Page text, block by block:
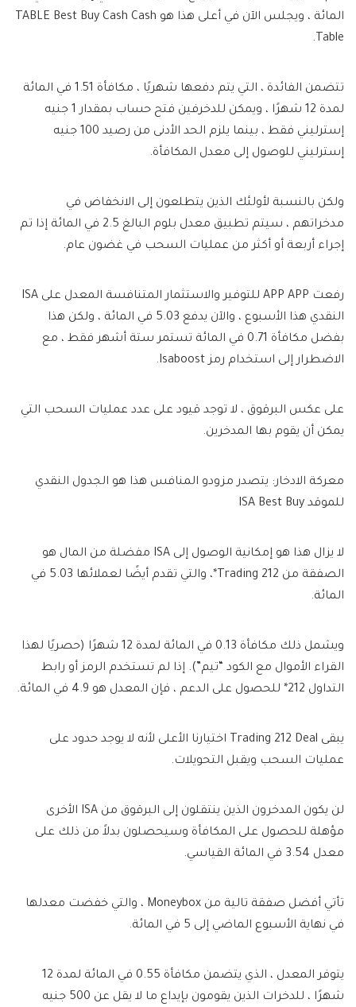
المائة ، ويجلس الآن في أعلى هذا هو TABLE Best Buy Cash Cash
Table.
تتضمن الفائدة ، التي يتم دفعها شهريًا ، مكافأة 1.51 في المائة
لمدة 12 شهرًا ، ويمكن للدخرفين فتح حساب بمقدار 1 جنيه
إسترليني فقط ، بينما يلزم الحد الأدنى من رصيد 100 جنيه
إسترليني للوصول إلى معدل المكافأة.
ولكن بالنسبة لأولئك الذين يتطلعون إلى الانخفاض في
مدخراتهم ، سيتم تطبيق معدل بلوم البالغ 2.5 في المائة إذا تم
إجراء أربعة أو أكثر من عمليات السحب في غضون عام.
رفعت APP APP للتوفير والاستثمار المتنافسة المعدل على ISA
النقدي هذا الأسبوع ، والآن يدفع 5.03 في المائة ، ولكن هذا
بفضل مكافأة 0.71 في المائة تستمر ستة أشهر فقط ، مع
الاضطرار إلى استخدام رمز Isaboost.
على عكس البرقوق ، لا توجد قيود على عدد عمليات السحب التي
يمكن أن يقوم بها المدخرين.
معركة الادخار: يتصدر مزودو المنافس هذا هو الجدول النقدي
للموقد ISA Best Buy
لا يزال هذا هو إمكانية الوصول إلى ISA مفضلة من المال هو
الصفقة من Trading 212*، والتي تقدم أيضًا لعملائها 5.03 في
المائة.
ويشمل ذلك مكافأة 0.13 في المائة لمدة 12 شهرًا (حصريًا لهذا
القراء الأموال مع الكود “تيم”). إذا لم تستخدم الرمز أو رابط
التداول 212* للحصول على الدعم ، فإن المعدل هو 4.9 في المائة.
يبقى Trading 212 Deal اختيارنا الأعلى لأنه لا يوجد حدود على
عمليات السحب ويقبل التحويلات.
لن يكون المدخرون الذين ينتقلون إلى البرقوق من ISA الأخرى
مؤهلة للحصول على المكافأة وسيحصلون بدلاً من ذلك على
معدل 3.54 في المائة القياسي.
تأتي أفضل صفقة تالية من Moneybox ، والتي خفضت معدلها
في نهاية الأسبوع الماضي إلى 5 في المائة.
يتوفر المعدل ، الذي يتضمن مكافأة 0.55 في المائة لمدة 12
شهرًا ، للدخرات الذين يقومون بإيداع ما لا يقل عن 500 جنيه